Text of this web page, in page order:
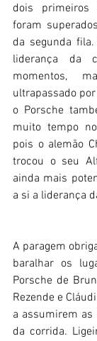
dois
foram
da segunda
liderança da
momentos,
ultrapassado
o Porsche
muito tempo
pois o alemão
trocou o seu
ainda mais
a si a liderança
A paragem
baralhar os
Porsche de
Rezende e
a assumirem
da corrida.